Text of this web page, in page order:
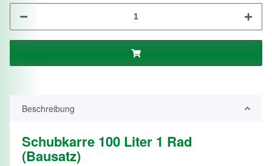
Beschreibung
Schubkarre 100 Liter 1 Rad
(Bausatz)